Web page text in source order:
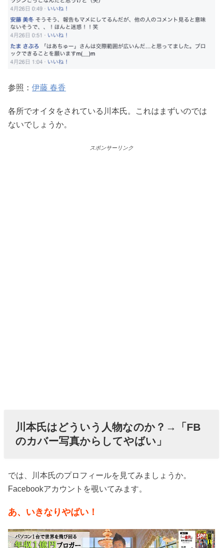
参照：伊藤 春香
各所でオイタをされている川本氏。これはまずいのでは
ないでしょうか。
スポンサーリンク
川本氏はどういう人物なのか？→「FB
のカバー写真からしてやばい」
では、川本氏のプロフィールを見てみましょうか。
Facebookアカウントを覗いてみます。
あ、いきなりやばい！